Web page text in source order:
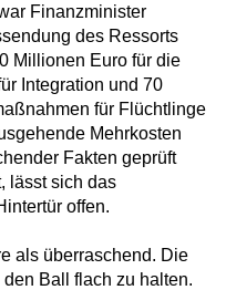
Finanzminister
des Ressorts
Millionen Euro für die
Integration und 70
für Flüchtlinge
Mehrkosten
Fakten geprüft
lässt sich das
offen.
als überraschend. Die
Ball flach zu halten.